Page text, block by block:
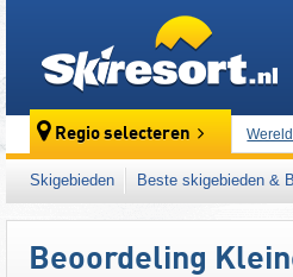
Regio selecteren
Dit
Skigebieden Beste skigebieden &
Beoordeling